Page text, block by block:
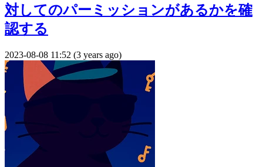
対してのパーミッションがあるかを確
認する
2023-08-08 11:52 (3 years ago)